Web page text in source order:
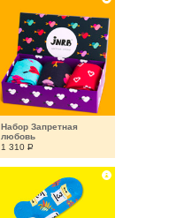
Набор Запретная
любовь
1 310 Р